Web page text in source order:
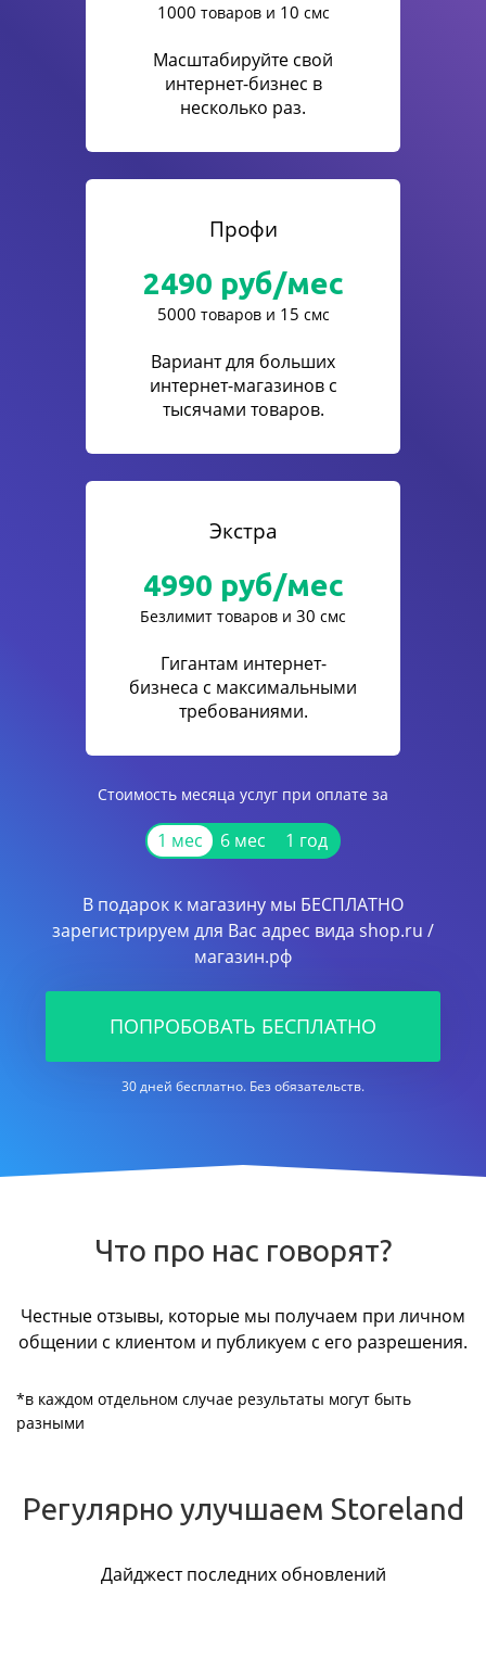
1000 товаров и 10 смс
Масштабируйте свой
интернет-бизнес в
несколько раз.
Профи
2490 руб/мес
5000 товаров и 15 смс
Вариант для больших
интернет-магазинов с
тысячами товаров.
Экстра
4990 руб/мес
Безлимит товаров и 30 смс
Гигантам интернет-
бизнеса с максимальными
требованиями.
Стоимость месяца услуг при оплате за
1 мес 6 мес 1 год
В подарок к магазину мы БЕСПЛАТНО
зарегистрируем для Вас адрес вида shop.ru /
магазин.рф
ПОПРОБОВАТЬ БЕСПЛАТНО
30 дней бесплатно. Без обязательств.
Что про нас говорят?
Честные отзывы, которые мы получаем при личном
общении с клиентом и публикуем с его разрешения.
*в каждом отдельном случае результаты могут быть
разными
Регулярно улучшаем Storeland
Дайджест последних обновлений